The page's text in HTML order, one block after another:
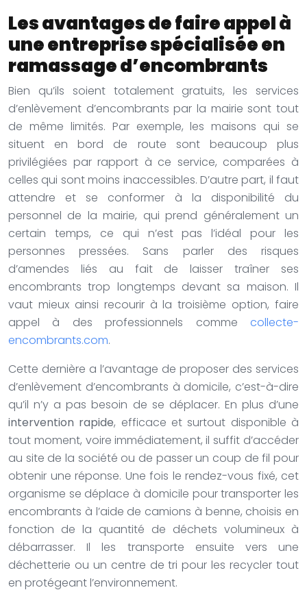
Les avantages de faire appel à
une entreprise spécialisée en
ramassage d’encombrants
Bien qu’ils soient totalement gratuits, les services
d’enlèvement d’encombrants par la mairie sont tout
de même limités. Par exemple, les maisons qui se
situent en bord de route sont beaucoup plus
privilégiées par rapport à ce service, comparées à
celles qui sont moins inaccessibles. D’autre part, il faut
attendre et se conformer à la disponibilité du
personnel de la mairie, qui prend généralement un
certain temps, ce qui n’est pas l’idéal pour les
personnes pressées. Sans parler des risques
d’amendes liés au fait de laisser traîner ses
encombrants trop longtemps devant sa maison. Il
vaut mieux ainsi recourir à la troisième option, faire
appel à des professionnels comme collecte-
encombrants.com.
Cette dernière a l’avantage de proposer des services
d’enlèvement d’encombrants à domicile, c’est-à-dire
qu’il n’y a pas besoin de se déplacer. En plus d’une
intervention rapide, efficace et surtout disponible à
tout moment, voire immédiatement, il suffit d’accéder
au site de la société ou de passer un coup de fil pour
obtenir une réponse. Une fois le rendez-vous fixé, cet
organisme se déplace à domicile pour transporter les
encombrants à l’aide de camions à benne, choisis en
fonction de la quantité de déchets volumineux à
débarrasser. Il les transporte ensuite vers une
déchetterie ou un centre de tri pour les recycler tout
en protégeant l’environnement.